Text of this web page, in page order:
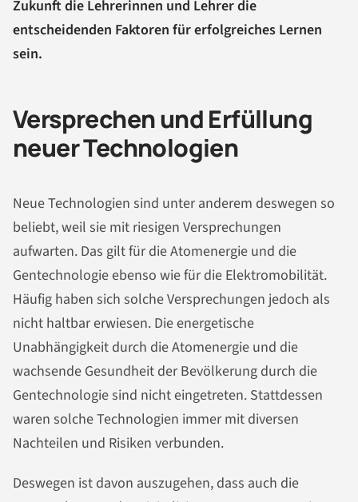
Zukunft die Lehrerinnen und Lehrer die
entscheidenden Faktoren für erfolgreiches Lernen
sein.
Versprechen und Erfüllung
neuer Technologien
Neue Technologien sind unter anderem deswegen so
beliebt, weil sie mit riesigen Versprechungen
aufwarten. Das gilt für die Atomenergie und die
Gentechnologie ebenso wie für die Elektromobilität.
Häufig haben sich solche Versprechungen jedoch als
nicht haltbar erwiesen. Die energetische
Unabhängigkeit durch die Atomenergie und die
wachsende Gesundheit der Bevölkerung durch die
Gentechnologie sind nicht eingetreten. Stattdessen
waren solche Technologien immer mit diversen
Nachteilen und Risiken verbunden.
Deswegen ist davon auszugehen, dass auch die